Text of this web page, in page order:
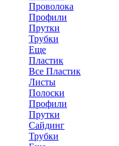
Проволока
Профили
Прутки
Трубки
Еще
Пластик
Все Пластик
Листы
Полоски
Профили
Прутки
Сайдинг
Трубки